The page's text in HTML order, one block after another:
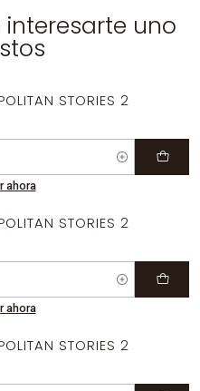
uno
STORIES 2
ahora
STORIES 2
ahora
STORIES 2